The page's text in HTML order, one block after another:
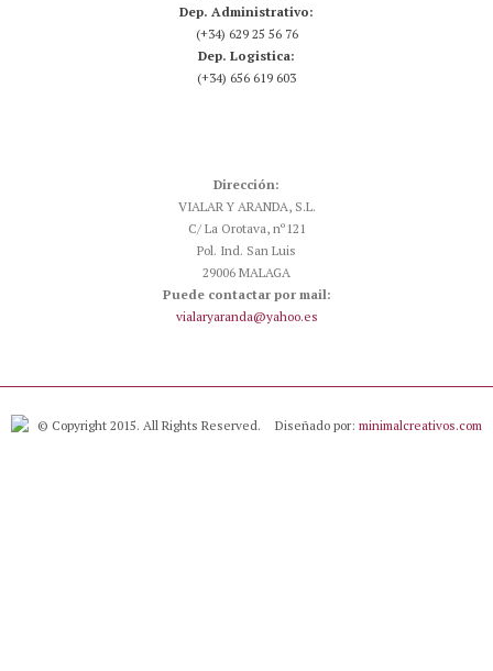
Dep. Administrativo:
(+34) 629 25 56 76
Dep. Logistica:
(+34) 656 619 603
Dirección:
VIALAR Y ARANDA, S.L.
C/ La Orotava, nº121
Pol. Ind. San Luis
29006 MALAGA
Puede contactar por mail:
vialaryaranda@yahoo.es
© Copyright 2015. All Rights Reserved. Diseñado por: minimalcreativos.com